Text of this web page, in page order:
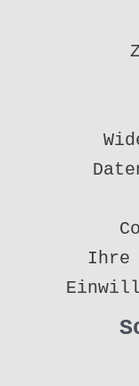
Ihre